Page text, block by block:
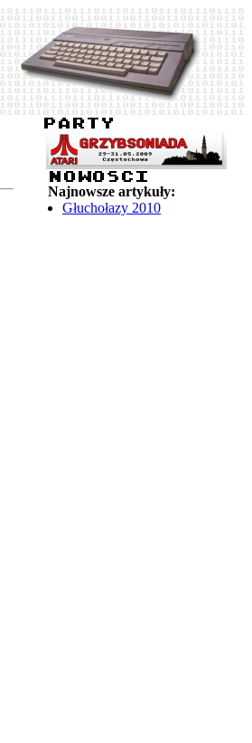
Najnowsze artykuły:
Głuchołazy 2010